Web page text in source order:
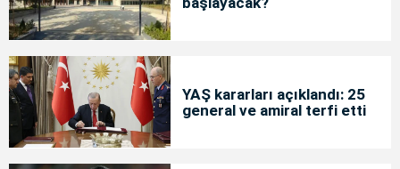
YAŞ kararları açıklandı: 25
general ve amiral terfi etti